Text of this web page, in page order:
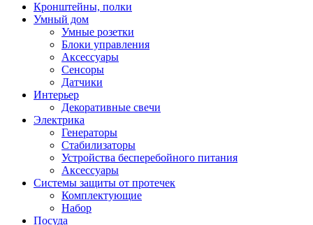
Кронштейны, полки
Умный дом
Умные розетки
Блоки управления
Аксессуары
Сенсоры
Датчики
Интерьер
Декоративные свечи
Электрика
Генераторы
Стабилизаторы
Устройства бесперебойного питания
Аксессуары
Системы защиты от протечек
Комплектующие
Набор
Посуда